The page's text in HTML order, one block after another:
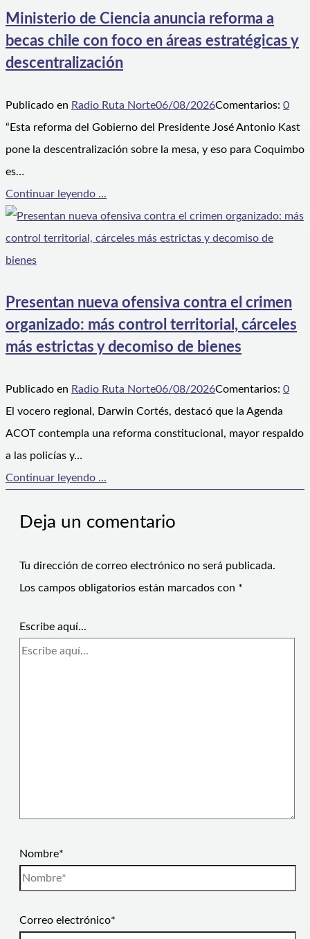
Ministerio de Ciencia anuncia reforma a
becas chile con foco en áreas estratégicas y
descentralización
Publicado en Radio Ruta Norte06/08/2026Comentarios: 0
“Esta reforma del Gobierno del Presidente José Antonio Kast
pone la descentralización sobre la mesa, y eso para Coquimbo
es…
Continuar leyendo ...
Presentan nueva ofensiva contra el crimen
organizado: más control territorial, cárceles
más estrictas y decomiso de bienes
Publicado en Radio Ruta Norte06/08/2026Comentarios: 0
El vocero regional, Darwin Cortés, destacó que la Agenda
ACOT contempla una reforma constitucional, mayor respaldo
a las policías y…
Continuar leyendo ...
Deja un comentario
Tu dirección de correo electrónico no será publicada.
Los campos obligatorios están marcados con *
Escribe aquí...
Nombre*
Correo electrónico*